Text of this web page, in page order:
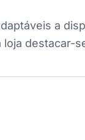
a
destacar-